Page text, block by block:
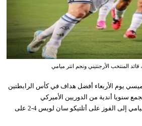
المنتخب الأرجنتيني ونجم انتر ميامي
ميسي يوم الأربعاء أفضل هداف في كأس الرابطتين
سنويا أندية من الدوريين الأميركي
والمكسيكي، بعدما قاد إنتر ميامي إلى الفوز على أتلتيكو سان لويس 4-2 على